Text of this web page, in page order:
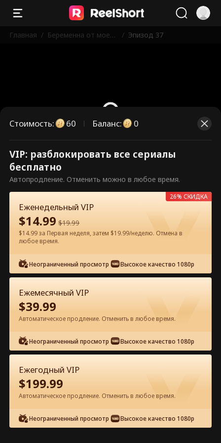
Главная / Беременна от моего
/ Эпизод 37
Это платные эпизоды.
Разблокируйте, чтобы смотреть.
60Разблокировать сейчас
Смотреть бесплатно в приложении
Эпизод 37 - Беременна от моего
нового босса Полный фильм
1-50 51-74 Все эпизоды
38
Стоимость: 60 Баланс: 0
VIP: разблокировать все сериалы
бесплатно
Автопродление. Отменить можно в любое время.
Еженедельный VIP
$14.99 $19.99
$14.99 за Первая неделя, затем $19.99/неделю. Отмена в
любое время.
Неограниченный просмотр Высокое качество 1080p
26% СКИДКА
Ежемесячный VIP
$39.99
Автоматическое продление. Отменить в любое время.
Неограниченный просмотр Высокое качество 1080p
Ежегодный VIP
$199.99
Автоматическое продление. Отменить в любое время.
Неограниченный просмотр Высокое качество 1080p